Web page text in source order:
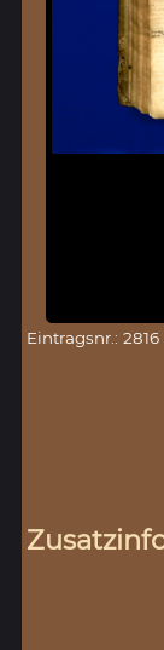
Eintragsnr.: 2816